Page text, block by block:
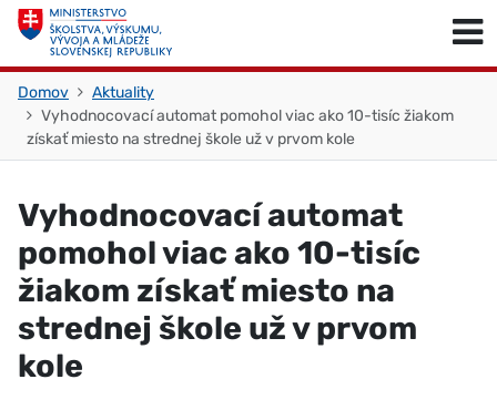
Skočiť na obsah
Domov
Aktuality
Vyhodnocovací automat pomohol viac ako 10-tisíc žiakom
získať miesto na strednej škole už v prvom kole
Vyhodnocovací automat
pomohol viac ako 10-tisíc
žiakom získať miesto na
strednej škole už v prvom
kole
Skočiť na začiatok stránky